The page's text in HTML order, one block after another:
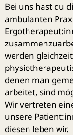
Bei uns hast du
ambulanten
werden
denen man
arbeitet, sind
Wir vertreten
unsere
diesen leben wir.